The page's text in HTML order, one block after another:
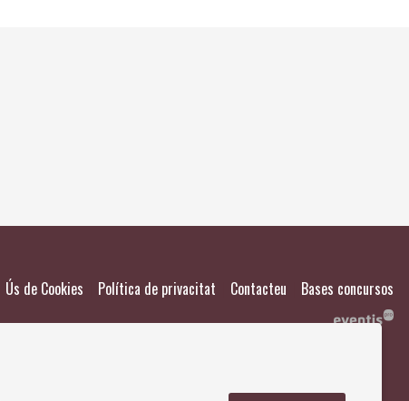
Ús de Cookies Política de privacitat Contacteu Bases concursos